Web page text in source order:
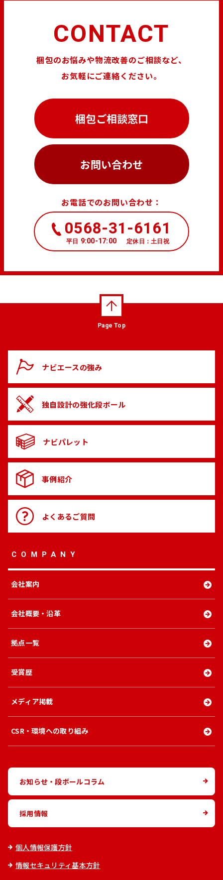
CONTACT
梱包のお悩みや物流改善のご相談など、
お気軽にご連絡ください。
梱包ご相談窓口
お問い合わせ
お電話でのお問い合わせ：
0568-31-6161
平日 9:00-17:00 定休日：土日祝
Page Top
個人情報保護方針
情報セキュリティ基本方針
ナビエースの強み
独自設計の強化段ボール
ナビパレット
事例紹介
よくあるご質問
COMPANY
会社案内
会社概要・沿革
拠点一覧
受賞歴
メディア掲載
CSR・環境への取り組み
お知らせ・段ボールコラム
採用情報